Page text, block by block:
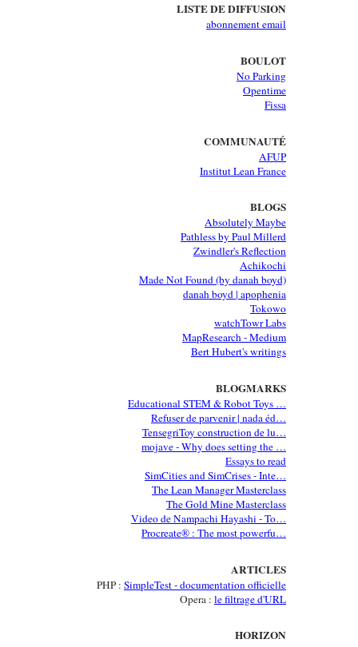
LISTE DE DIFFUSION
abonnement email
BOULOT
No Parking
Opentime
Fissa
COMMUNAUTÉ
AFUP
Institut Lean France
BLOGS
Absolutely Maybe
Pathless by Paul Millerd
Zwindler's Reflection
Achikochi
Made Not Found (by danah boyd)
danah boyd | apophenia
Tokowo
watchTowr Labs
MapResearch - Medium
Bert Hubert's writings
BLOGMARKS
Educational STEM & Robot Toys …
Refuser de parvenir | nada éd…
TensegriToy construction de lu…
mojave - Why does setting the …
Essays to read
SimCities and SimCrises - Inte…
The Lean Manager Masterclass
The Gold Mine Masterclass
Video de Nampachi Hayashi - To…
Procreate® : The most powerfu…
ARTICLES
PHP : SimpleTest - documentation officielle
Opera : le filtrage d'URL
HORIZON